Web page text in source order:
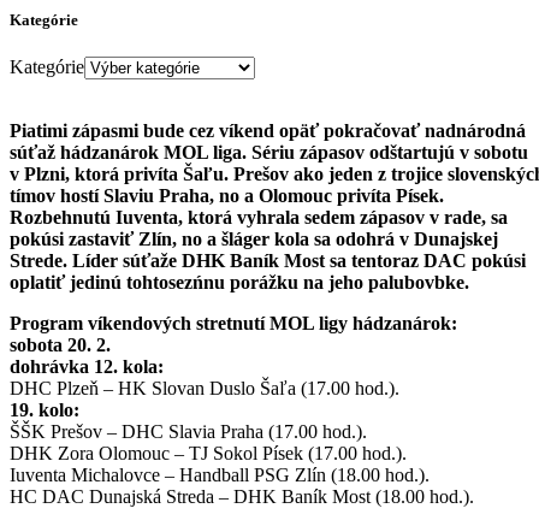
Kategórie
Kategórie
Piatimi zápasmi bude cez víkend opäť pokračovať nadnárodná
súťaž hádzanárok MOL liga. Sériu zápasov odštartujú v sobotu
v Plzni, ktorá privíta Šaľu. Prešov ako jeden z trojice
tímov hostí Slaviu Praha, no a Olomouc privíta Písek.
Rozbehnutú Iuventa, ktorá vyhrala sedem zápasov v rade, sa
pokúsi zastaviť Zlín, no a šláger kola sa odohrá v Dunajskej
Strede. Líder súťaže DHK Baník Most sa tentoraz DAC pokúsi
oplatiť jedinú tohtosezńnu porážku na jeho palubovbke.
Program víkendových stretnutí MOL ligy hádzanárok:
sobota 20. 2.
dohrávka 12. kola:
DHC Plzeň – HK Slovan Duslo Šaľa (17.00 hod.).
19. kolo:
ŠŠK Prešov – DHC Slavia Praha (17.00 hod.).
DHK Zora Olomouc – TJ Sokol Písek (17.00 hod.).
Iuventa Michalovce – Handball PSG Zlín (18.00 hod.).
HC DAC Dunajská Streda – DHK Baník Most (18.00 hod.).